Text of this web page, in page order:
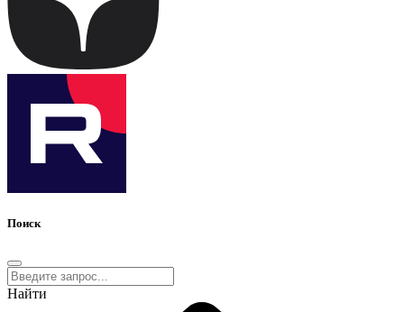
Поиск
Найти